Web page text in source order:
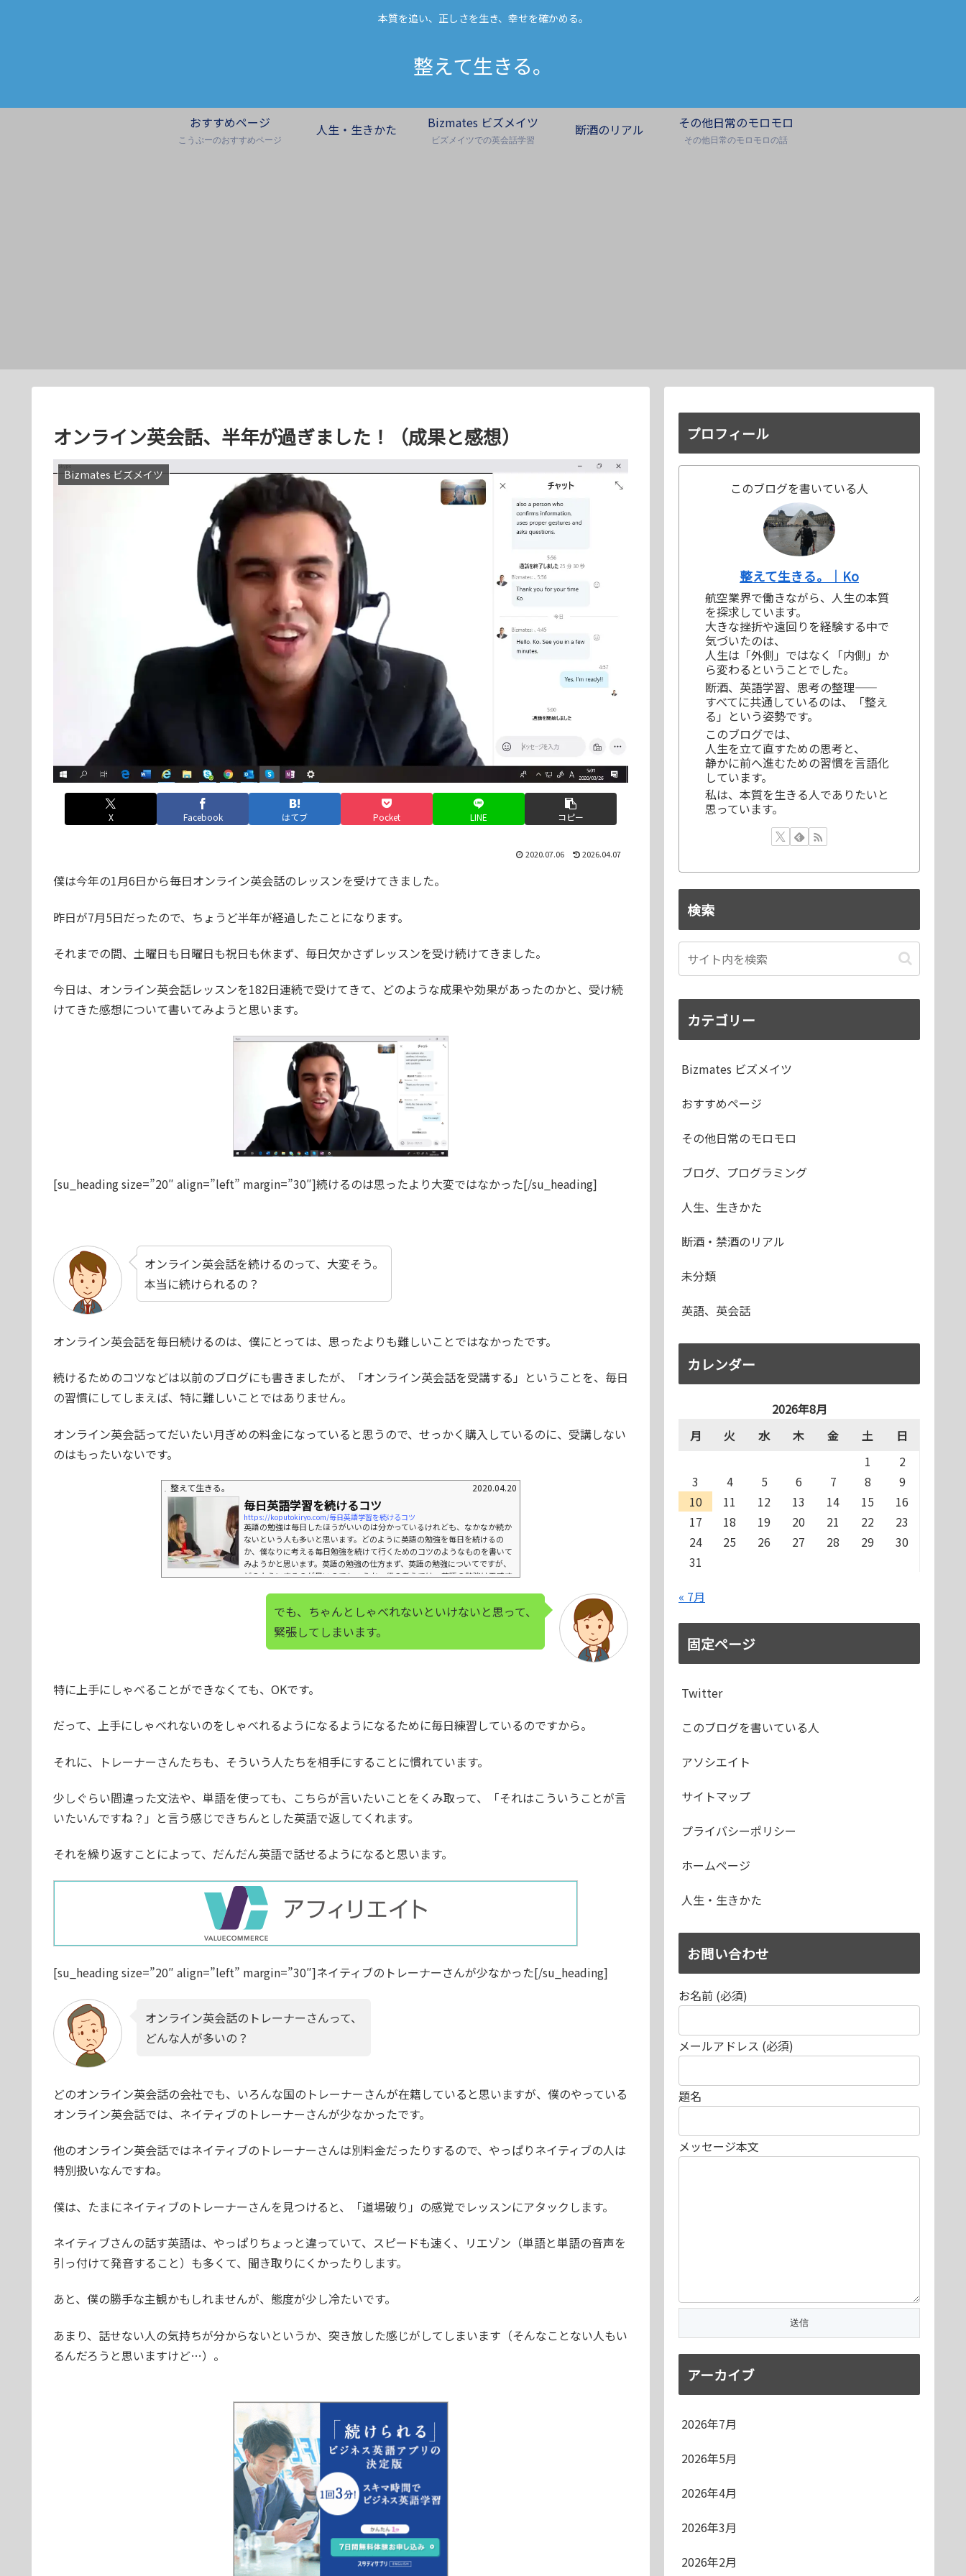
本質を追い、正しさを生き、幸せを確かめる。
整えて生きる。
おすすめページ
こうぷーのおすすめページ
人生・生きかた Bizmates ビズメイツ
ビズメイツでの英会話学習
断酒のリアル その他日常のモロモロ
その他日常のモロモロの話
オンライン英会話、半年が過ぎました！（成果と感想）
Bizmates ビズメイツ
X Facebook はてブ Pocket LINE コピー
2020.07.06 2026.04.07
僕は今年の1月6日から毎日オンライン英会話のレッスンを受けてきました。
昨日が7月5日だったので、ちょうど半年が経過したことになります。
それまでの間、土曜日も日曜日も祝日も休まず、毎日欠かさずレッスンを受け続けてきました。
今日は、オンライン英会話レッスンを182日連続で受けてきて、どのような成果や効果があったのかと、受け続
けてきた感想について書いてみようと思います。
[su_heading size=”20″ align=”left” margin=”30″]続けるのは思ったより大変ではなかった[/su_heading]
オンライン英会話を続けるのって、大変そう。
本当に続けられるの？
オンライン英会話を毎日続けるのは、僕にとっては、思ったよりも難しいことではなかったです。
続けるためのコツなどは以前のブログにも書きましたが、「オンライン英会話を受講する」ということを、毎日
の習慣にしてしまえば、特に難しいことではありません。
オンライン英会話ってだいたい月ぎめの料金になっていると思うので、せっかく購入しているのに、受講しない
のはもったいないです。
整えて生きる。 2020.04.20
毎日英語学習を続けるコツ
https://koputokiryo.com/毎日英語学習を続けるコツ
英語の勉強は毎日したほうがいいのは分かっているけれども、なかなか続か
ないという人も多いと思います。どのように英語の勉強を毎日を続けるの
か、僕なりに考える毎日勉強を続けて行くためのコツのようなものを書いて
みようかと思います。英語の勉強の仕方まず、英語の勉強についてですが、
どのようにするのが良いのでしょうか。僕の考えでは、英語の勉強は五感す
はそもそも「読む」「書く」「聞く」「話す」のすべての感覚を使ってコミ
ュニケーションするもの...
でも、ちゃんとしゃべれないといけないと思って、
緊張してしまいます。
特に上手にしゃべることができなくても、OKです。
だって、上手にしゃべれないのをしゃべれるようになるようになるために毎日練習しているのですから。
それに、トレーナーさんたちも、そういう人たちを相手にすることに慣れています。
少しぐらい間違った文法や、単語を使っても、こちらが言いたいことをくみ取って、「それはこういうことが言
いたいんですね？」と言う感じできちんとした英語で返してくれます。
それを繰り返すことによって、だんだん英語で話せるようになると思います。
[su_heading size=”20″ align=”left” margin=”30″]ネイティブのトレーナーさんが少なかった[/su_heading]
オンライン英会話のトレーナーさんって、
どんな人が多いの？
どのオンライン英会話の会社でも、いろんな国のトレーナーさんが在籍していると思いますが、僕のやっている
オンライン英会話では、ネイティブのトレーナーさんが少なかったです。
他のオンライン英会話ではネイティブのトレーナーさんは別料金だったりするので、やっぱりネイティブの人は
特別扱いなんですね。
僕は、たまにネイティブのトレーナーさんを見つけると、「道場破り」の感覚でレッスンにアタックします。
ネイティブさんの話す英語は、やっぱりちょっと違っていて、スピードも速く、リエゾン（単語と単語の音声を
引っ付けて発音すること）も多くて、聞き取りにくかったりします。
あと、僕の勝手な主観かもしれませんが、態度が少し冷たいです。
あまり、話せない人の気持ちが分からないというか、突き放した感じがしてしまいます（そんなことない人もい
るんだろうと思いますけど…）。
プロフィール
このブログを書いている人
整えて生きる。｜Ko
航空業界で働きながら、人生の本質
を探求しています。
大きな挫折や遠回りを経験する中で
気づいたのは、
人生は「外側」ではなく「内側」か
ら変わるということでした。
断酒、英語学習、思考の整理——
すべてに共通しているのは、「整え
る」という姿勢です。
このブログでは、
人生を立て直すための思考と、
静かに前へ進むための習慣を言語化
しています。
私は、本質を生きる人でありたいと
思っています。
検索
カテゴリー
Bizmates ビズメイツ
おすすめページ
その他日常のモロモロ
ブログ、プログラミング
人生、生きかた
断酒・禁酒のリアル
未分類
英語、英会話
カレンダー
2026年8月
月
火 水 木 金 土
日
1
2
3
4 5 6 7 8
9
10
11 12 13 14 15
16
17
18 19 20 21 22
23
24
25 26 27 28 29
30
31
« 7月
固定ページ
Twitter
このブログを書いている人
アソシエイト
サイトマップ
プライバシーポリシー
ホームページ
人生・生きかた
お問い合わせ
お名前 (必須)
メールアドレス (必須)
題名
メッセージ本文
アーカイブ
2026年7月
2026年5月
2026年4月
2026年3月
2026年2月